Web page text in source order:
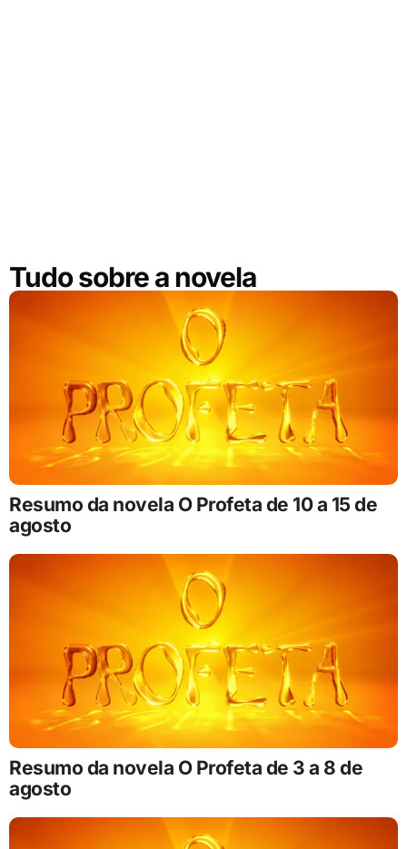
Tudo sobre a novela
Resumo da novela O Profeta de 10 a 15 de
agosto
Resumo da novela O Profeta de 3 a 8 de
agosto